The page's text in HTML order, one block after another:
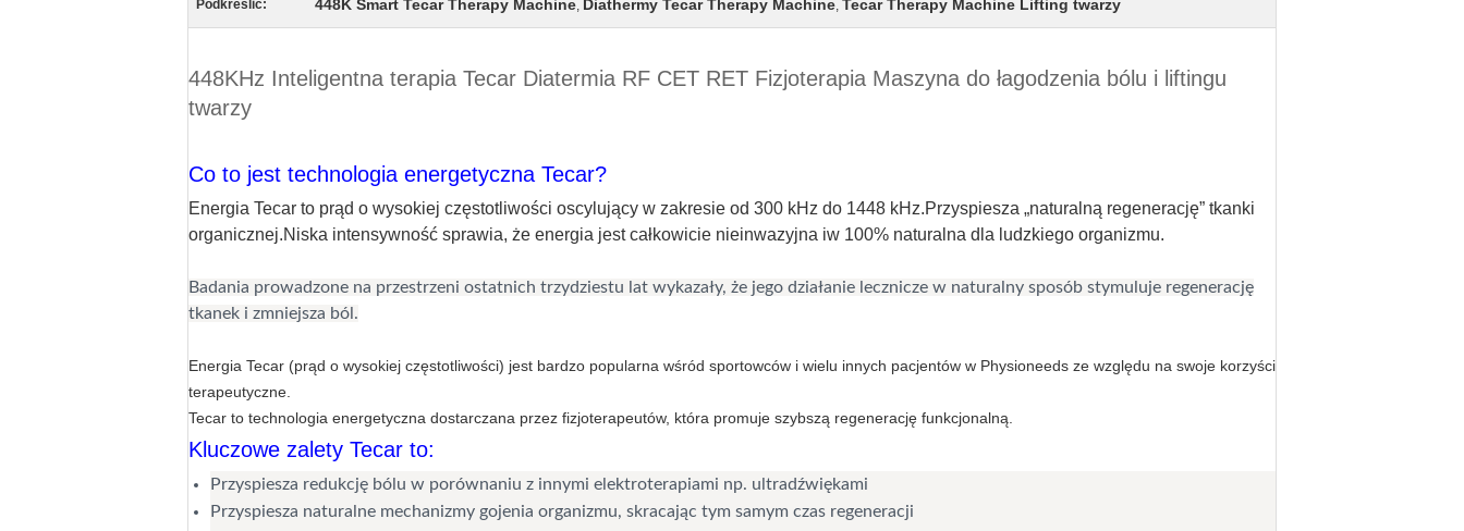
Podkreślić: 448K Smart Tecar Therapy Machine, Diathermy Tecar Therapy Machine, Tecar Therapy Machine Lifting twarzy
448KHz Inteligentna terapia Tecar Diatermia RF CET RET Fizjoterapia Maszyna do łagodzenia bólu i liftingu
twarzy
Co to jest technologia energetyczna Tecar?
Energia Tecar to prąd o wysokiej częstotliwości oscylujący w zakresie od 300 kHz do 1448 kHz.Przyspiesza „naturalną regenerację” tkanki
organicznej.Niska intensywność sprawia, że ​​energia jest całkowicie nieinwazyjna iw 100% naturalna dla ludzkiego organizmu.
Badania prowadzone na przestrzeni ostatnich trzydziestu lat wykazały, że jego działanie lecznicze w naturalny sposób stymuluje regenerację
tkanek i zmniejsza ból.
Energia Tecar (prąd o wysokiej częstotliwości) jest bardzo popularna wśród sportowców i wielu innych pacjentów w Physioneeds ze względu na swoje korzyści
terapeutyczne.
Tecar to technologia energetyczna dostarczana przez fizjoterapeutów, która promuje szybszą regenerację funkcjonalną.
Kluczowe zalety Tecar to:
Przyspiesza redukcję bólu w porównaniu z innymi elektroterapiami np. ultradźwiękami
Przyspiesza naturalne mechanizmy gojenia organizmu, skracając tym samym czas regeneracji